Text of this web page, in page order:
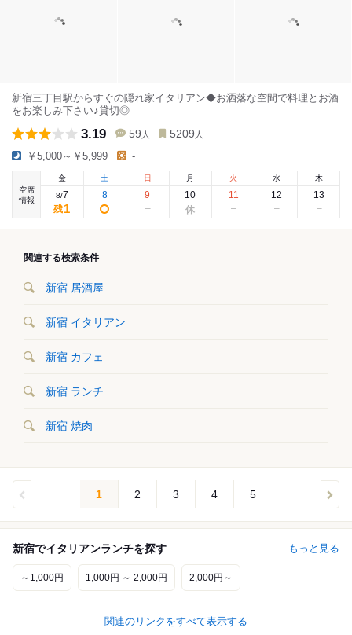
新宿三丁目駅からすぐの隠れ家イタリアン◆お洒落な空間で料理とお酒
をお楽しみ下さい♪貸切◎
3.19 59 人 5209 人
￥5,000～￥5,999 -
空席
情報
金
8/7
残1
土
8
日
9
月
10
火
11
水
12
木
13
関連する検索条件
新宿 居酒屋
新宿 イタリアン
新宿 カフェ
新宿 ランチ
新宿 焼肉
1 2 3 4 5
新宿でイタリアンランチを探す もっと見る
～1,000円 1,000円 ～ 2,000円 2,000円～
関連のリンクをすべて表示する